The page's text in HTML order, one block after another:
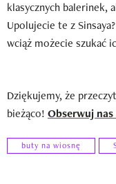
klasycznych balerinek,
Upolujecie te z
wciąż możecie szukać
Dziękujemy, że
bieżąco! Obserwuj
buty na wiosnę